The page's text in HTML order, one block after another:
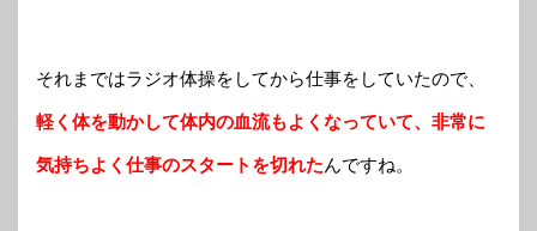
それまではラジオ体操をしてから仕事をしていたので、
軽く体を動かして体内の血流もよくなっていて、非常に
気持ちよく仕事のスタートを切れたんですね。